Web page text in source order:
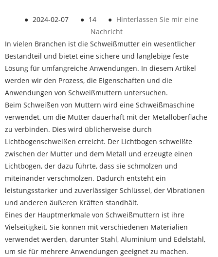
● 2024-02-07 ● 14 ● Hinterlassen Sie mir eine
Nachricht
In vielen Branchen ist die Schweißmutter ein wesentlicher
Bestandteil und bietet eine sichere und langlebige feste
Lösung für umfangreiche Anwendungen. In diesem Artikel
werden wir den Prozess, die Eigenschaften und die
Anwendungen von Schweißmuttern untersuchen.
Beim Schweißen von Muttern wird eine Schweißmaschine
verwendet, um die Mutter dauerhaft mit der Metalloberfläche
zu verbinden. Dies wird üblicherweise durch
Lichtbogenschweißen erreicht. Der Lichtbogen schweißte
zwischen der Mutter und dem Metall und erzeugte einen
Lichtbogen, der dazu führte, dass sie schmolzen und
miteinander verschmolzen. Dadurch entsteht ein
leistungsstarker und zuverlässiger Schlüssel, der Vibrationen
und anderen äußeren Kräften standhält.
Eines der Hauptmerkmale von Schweißmuttern ist ihre
Vielseitigkeit. Sie können mit verschiedenen Materialien
verwendet werden, darunter Stahl, Aluminium und Edelstahl,
um sie für mehrere Anwendungen geeignet zu machen.